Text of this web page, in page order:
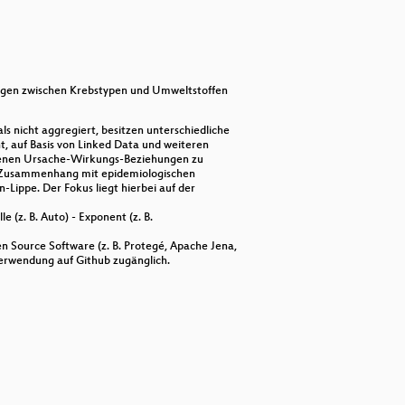
zwischen Krebstypen und Umweltstoffen
nicht aggregiert, besitzen unterschiedliche
auf Basis von Linked Data und weiteren
Ursache-Wirkungs-Beziehungen zu
mit epidemiologischen
Lippe. Der Fokus liegt hierbei auf der
(z. B. Auto) - Exponent (z. B.
Software (z. B. Protegé, Apache Jena,
auf Github zugänglich.